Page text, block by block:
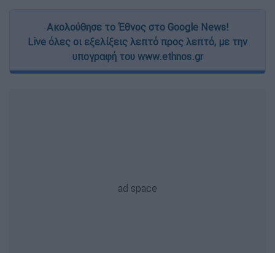
Ακολούθησε το Έθνος στο Google News!
Live όλες οι εξελίξεις λεπτό προς λεπτό, με την
υπογραφή του www.ethnos.gr